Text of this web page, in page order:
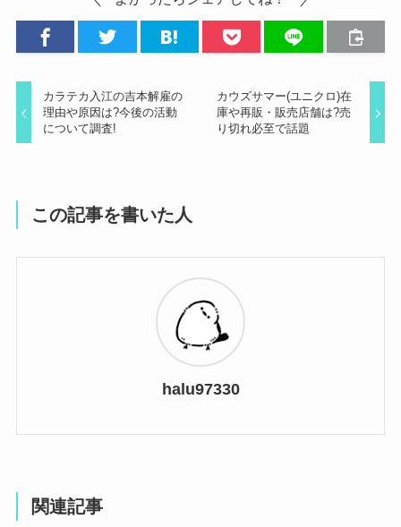
カラテカ入江の吉本解雇の
理由や原因は?今後の活動
について調査!
カウズサマー(ユニクロ)在
庫や再販・販売店舗は?売
り切れ必至で話題
この記事を書いた人
halu97330
関連記事